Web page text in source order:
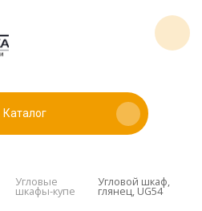
Каталог
Угловые
шкафы-купе
Угловой шкаф,
глянец, UG54